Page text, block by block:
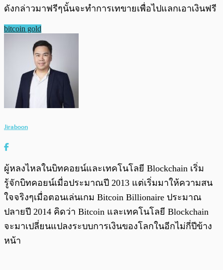
ดังกล่าวมาฟรีๆนั้นจะทำการเทขายเพื่อไปแลกเอาเงินฟรี
bitcoin gold
Jiraboon
ผู้หลงไหลในบิทคอยน์และเทคโนโลยี Blockchain เริ่ม
รู้จักบิทคอยน์เมื่อประมาณปี 2013 แต่เริ่มมาให้ความสน
ใจจริงๆเมื่อตอนเล่นเกม Bitcoin Billionaire ประมาณ
ปลายปี 2014 คิดว่า Bitcoin และเทคโนโลยี Blockchain
จะมาเปลี่ยนแปลงระบบการเงินของโลกในอีกไม่กี่ปีข้าง
หน้า